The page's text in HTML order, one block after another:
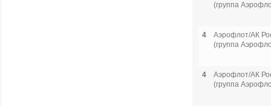
(группа
4
Аэрофлот/АК
(группа
4
Аэрофлот/АК
(группа